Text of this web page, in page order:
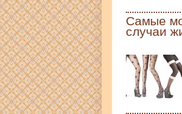
Самые
случаи